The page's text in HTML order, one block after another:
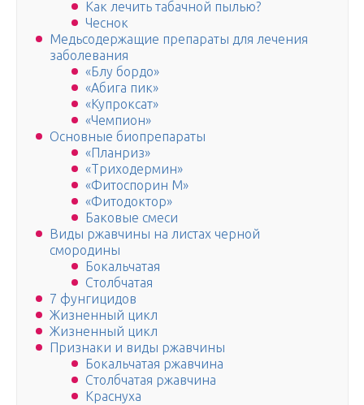
Как лечить табачной пылью?
Чеснок
Медьсодержащие препараты для лечения
заболевания
«Блу бордо»
«Абига пик»
«Купроксат»
«Чемпион»
Основные биопрепараты
«Планриз»
«Триходермин»
«Фитоспорин М»
«Фитодоктор»
Баковые смеси
Виды ржавчины на листах черной
смородины
Бокальчатая
Столбчатая
7 фунгицидов
Жизненный цикл
Жизненный цикл
Признаки и виды ржавчины
Бокальчатая ржавчина
Столбчатая ржавчина
Краснуха